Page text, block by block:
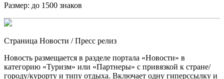
Размер: до 1500 знаков
Страница Новости / Пресс релиз
Новость размещается в разделе портала «Новости» в
категорию «Туризм» или «Партнеры» с привязкой к стране/
городу/курорту и типу отдыха. Включает одну гиперссылку и